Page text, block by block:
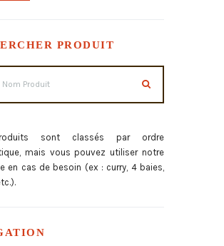
PRODUIT
sont classés par ordre
mais vous pouvez utiliser notre
en cas de besoin (ex : curry, 4 baies,